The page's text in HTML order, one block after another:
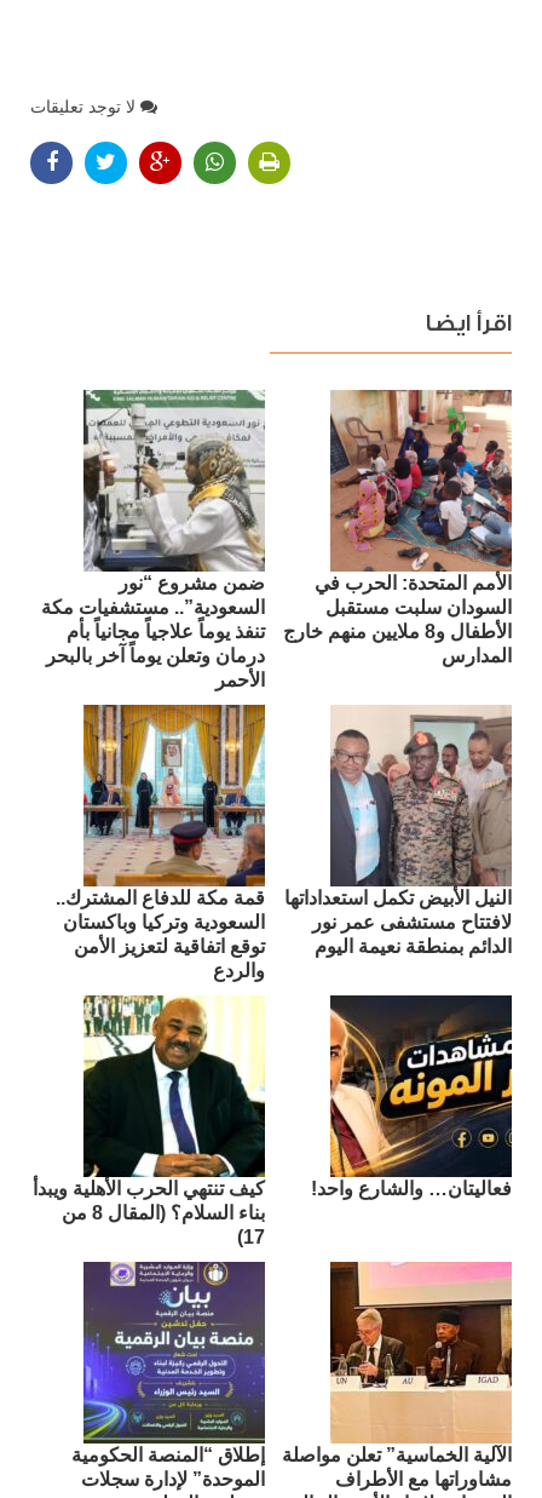
لا توجد تعليقات
اقرأ ايضا
الأمم المتحدة: الحرب في
السودان سلبت مستقبل
الأطفال و8 ملايين منهم خارج
المدارس
ضمن مشروع “نور
السعودية”.. مستشفيات مكة
تنفذ يوماً علاجياً مجانياً بأم
درمان وتعلن يوماً آخر بالبحر
الأحمر
النيل الأبيض تكمل استعداداتها
لافتتاح مستشفى عمر نور
الدائم بمنطقة نعيمة اليوم
قمة مكة للدفاع المشترك..
السعودية وتركيا وباكستان
توقع اتفاقية لتعزيز الأمن
والردع
فعاليتان… والشارع واحد!
كيف تنتهي الحرب الأهلية ويبدأ
بناء السلام؟ (المقال 8 من
17)
الآلية الخماسية” تعلن مواصلة
مشاوراتها مع الأطراف
إطلاق “المنصة الحكومية
الموحدة” لإدارة سجلات